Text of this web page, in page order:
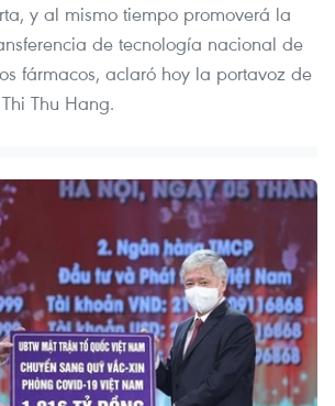
y al mismo tiempo promoverá la
de tecnología nacional de
fármacos, aclaró hoy la portavoz de
Thu Hang.